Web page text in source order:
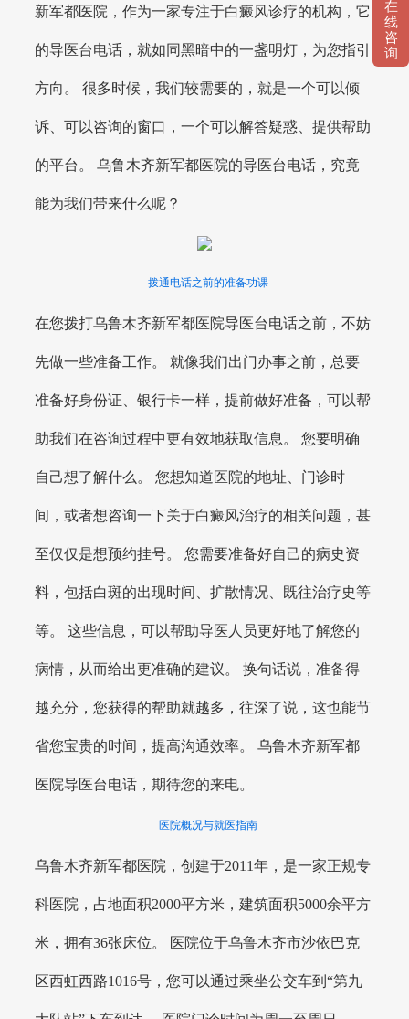
新军都医院，作为一家专注于白癜风诊疗的机构，它
的导医台电话，就如同黑暗中的一盏明灯，为您指引
方向。 很多时候，我们较需要的，就是一个可以倾
诉、可以咨询的窗口，一个可以解答疑惑、提供帮助
的平台。 乌鲁木齐新军都医院的导医台电话，究竟
能为我们带来什么呢？
拨通电话之前的准备功课
在您拨打乌鲁木齐新军都医院导医台电话之前，不妨
先做一些准备工作。 就像我们出门办事之前，总要
准备好身份证、银行卡一样，提前做好准备，可以帮
助我们在咨询过程中更有效地获取信息。 您要明确
自己想了解什么。 您想知道医院的地址、门诊时
间，或者想咨询一下关于白癜风治疗的相关问题，甚
至仅仅是想预约挂号。 您需要准备好自己的病史资
料，包括白斑的出现时间、扩散情况、既往治疗史等
等。 这些信息，可以帮助导医人员更好地了解您的
病情，从而给出更准确的建议。 换句话说，准备得
越充分，您获得的帮助就越多，往深了说，这也能节
省您宝贵的时间，提高沟通效率。 乌鲁木齐新军都
医院导医台电话，期待您的来电。
医院概况与就医指南
乌鲁木齐新军都医院，创建于2011年，是一家正规专
科医院，占地面积2000平方米，建筑面积5000余平方
米，拥有36张床位。 医院位于乌鲁木齐市沙依巴克
区西虹西路1016号，您可以通过乘坐公交车到“第九
在
线
咨
询